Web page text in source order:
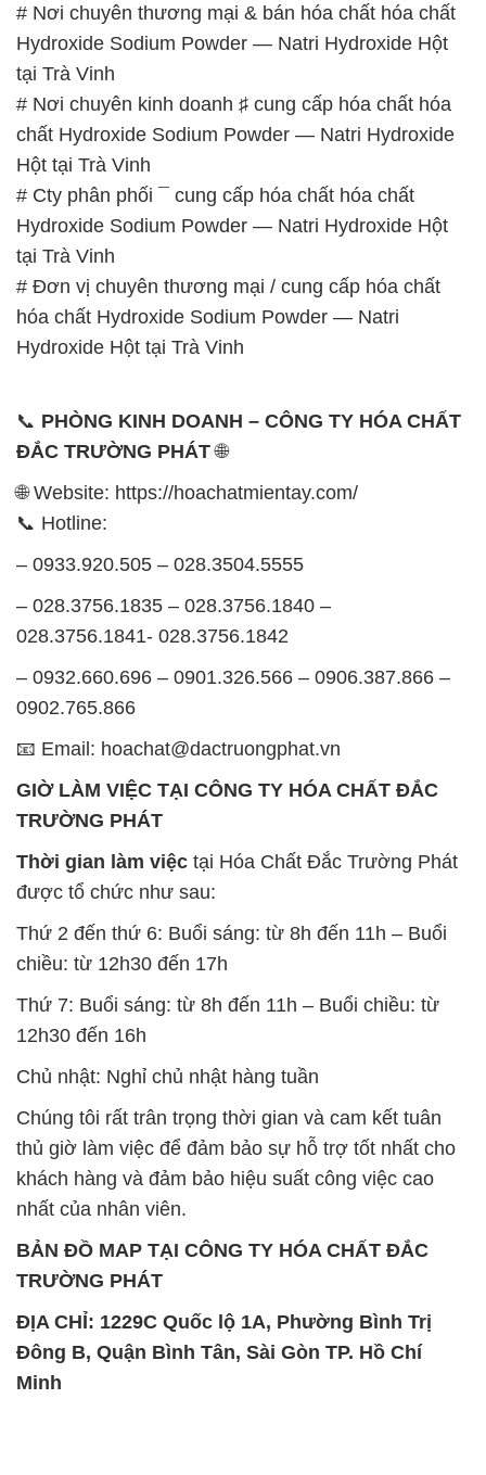
# Nơi chuyên thương mại & bán hóa chất hóa chất
Hydroxide Sodium Powder — Natri Hydroxide Hột
tại Trà Vinh
# Nơi chuyên kinh doanh ♯ cung cấp hóa chất hóa
chất Hydroxide Sodium Powder — Natri Hydroxide
Hột tại Trà Vinh
# Cty phân phối ¯ cung cấp hóa chất hóa chất
Hydroxide Sodium Powder — Natri Hydroxide Hột
tại Trà Vinh
# Đơn vị chuyên thương mại / cung cấp hóa chất
hóa chất Hydroxide Sodium Powder — Natri
Hydroxide Hột tại Trà Vinh
📞 PHÒNG KINH DOANH – CÔNG TY HÓA CHẤT
ĐẮC TRƯỜNG PHÁT🌐
🌐 Website: https://hoachatmientay.com/
📞 Hotline:
– 0933.920.505 – 028.3504.5555
– 028.3756.1835 – 028.3756.1840 –
028.3756.1841- 028.3756.1842
– 0932.660.696 – 0901.326.566 – 0906.387.866 –
0902.765.866
📧 Email: hoachat@dactruongphat.vn
GIỜ LÀM VIỆC TẠI CÔNG TY HÓA CHẤT ĐẮC
TRƯỜNG PHÁT
Thời gian làm việc tại Hóa Chất Đắc Trường Phát
được tổ chức như sau:
Thứ 2 đến thứ 6: Buổi sáng: từ 8h đến 11h – Buổi
chiều: từ 12h30 đến 17h
Thứ 7: Buổi sáng: từ 8h đến 11h – Buổi chiều: từ
12h30 đến 16h
Chủ nhật: Nghỉ chủ nhật hàng tuần
Chúng tôi rất trân trọng thời gian và cam kết tuân
thủ giờ làm việc để đảm bảo sự hỗ trợ tốt nhất cho
khách hàng và đảm bảo hiệu suất công việc cao
nhất của nhân viên.
BẢN ĐỒ MAP TẠI CÔNG TY HÓA CHẤT ĐẮC
TRƯỜNG PHÁT
ĐỊA CHỈ: 1229C Quốc lộ 1A, Phường Bình Trị
Đông B, Quận Bình Tân, Sài Gòn TP. Hồ Chí
Minh